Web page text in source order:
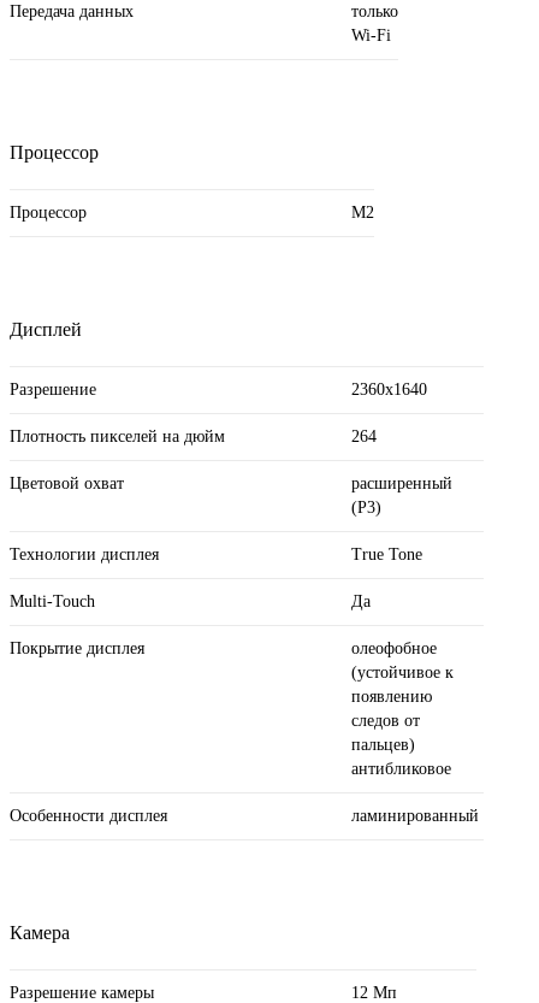
Передача данных
только
Wi-Fi
Процессор
Процессор M2
Дисплей
Разрешение 2360x1640
Плотность пикселей на дюйм 264
Цветовой охват
расширенный
(P3)
Технологии дисплея True Tone
Multi-Touch Да
Покрытие дисплея
олеофобное
(устойчивое к
появлению
следов от
пальцев)
антибликовое
Особенности дисплея ламинированный
Камера
Разрешение камеры 12 Мп